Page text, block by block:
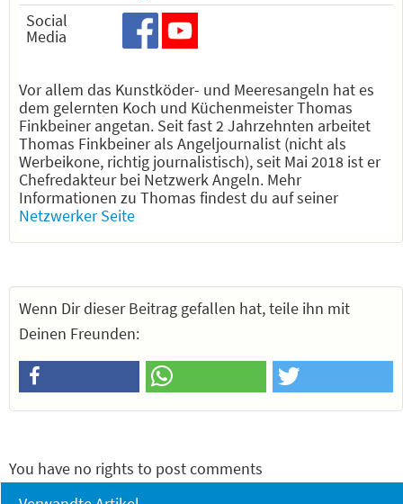
Social
Media
Vor allem das Kunstköder- und Meeresangeln hat es
dem gelernten Koch und Küchenmeister Thomas
Finkbeiner angetan. Seit fast 2 Jahrzehnten arbeitet
Thomas Finkbeiner als Angeljournalist (nicht als
Werbeikone, richtig journalistisch), seit Mai 2018 ist er
Chefredakteur bei Netzwerk Angeln. Mehr
Informationen zu Thomas findest du auf seiner
Netzwerker Seite
Wenn Dir dieser Beitrag gefallen hat, teile ihn mit
Deinen Freunden:
You have no rights to post comments